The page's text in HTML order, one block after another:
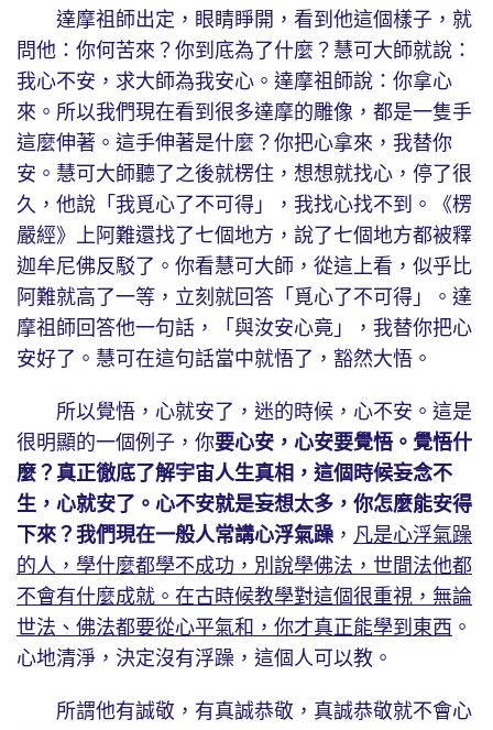
達摩祖師出定，眼睛睜開，看到他這個樣子，就
問他：你何苦來？你到底為了什麼？慧可大師就說：
我心不安，求大師為我安心。達摩祖師說：你拿心
來。所以我們現在看到很多達摩的雕像，都是一隻手
這麼伸著。這手伸著是什麼？你把心拿來，我替你
安。慧可大師聽了之後就楞住，想想就找心，停了很
久，他說「我覓心了不可得」，我找心找不到。《楞
嚴經》上阿難還找了七個地方，說了七個地方都被釋
迦牟尼佛反駁了。你看慧可大師，從這上看，似乎比
阿難就高了一等，立刻就回答「覓心了不可得」。達
摩祖師回答他一句話，「與汝安心竟」，我替你把心
安好了。慧可在這句話當中就悟了，豁然大悟。
所以覺悟，心就安了，迷的時候，心不安。這是
很明顯的一個例子，你要心安，心安要覺悟。覺悟什
麼？真正徹底了解宇宙人生真相，這個時候妄念不
生，心就安了。心不安就是妄想太多，你怎麼能安得
下來？我們現在一般人常講心浮氣躁 ， 凡是心浮氣躁
的人，學什麼都學不成功，別說學佛法，世間法他都
不會有什麼成就。在古時候教學對這個很重視，無論
世法、佛法都要從心平氣和，你才真正能學到東西 。
心地清淨，決定沒有浮躁，這個人可以教。
所謂他有誠敬，有真誠恭敬，真誠恭敬就不會心